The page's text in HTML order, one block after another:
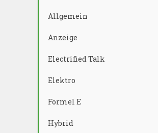
Allgemein
Anzeige
Electrified Talk
Elektro
Formel E
Hybrid